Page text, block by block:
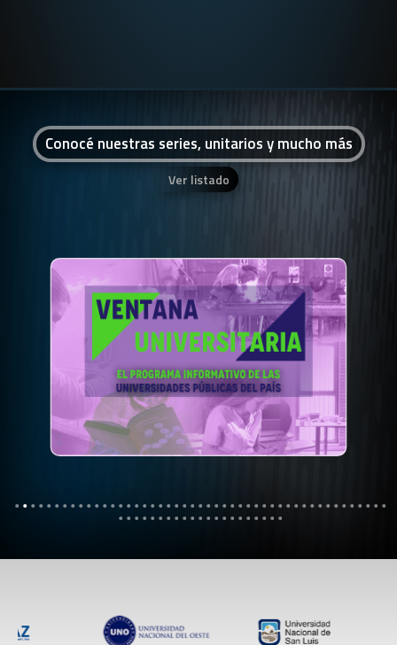
Conocé nuestras series, unitarios y mucho más
Ver listado